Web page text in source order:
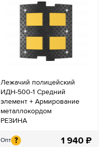
Лежачий полицейский
ИДН-500-1 Средний
элемент + Армирование
металлокордом
РЕЗИНА
Опт ? 1 940 ₽